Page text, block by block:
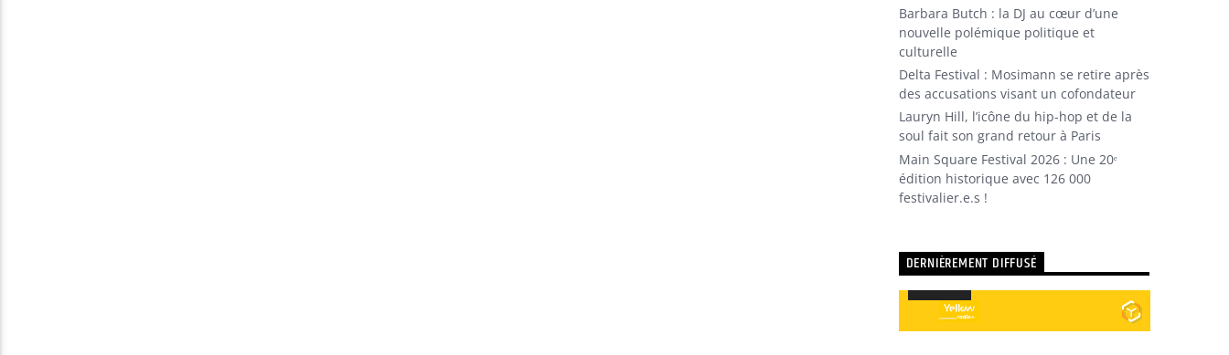
Barbara Butch : la DJ au cœur d’une
nouvelle polémique politique et
culturelle
Delta Festival : Mosimann se retire après
des accusations visant un cofondateur
Lauryn Hill, l’icône du hip-hop et de la
soul fait son grand retour à Paris
Main Square Festival 2026 : Une 20ᵉ
édition historique avec 126 000
festivalier.e.s !
DERNIÈREMENT DIFFUSÉ
Lecteur
audio
Utilisez
flèches